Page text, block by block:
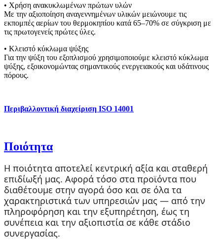
• Χρήση ανακυκλωμένων πρώτων υλών
Με την αξιοποίηση αναγεννημένων υλικών μειώνουμε τις
εκπομπές αερίων του θερμοκηπίου κατά 65–70% σε σύγκριση με
τις πρωτογενείς πρώτες ύλες.
• Κλειστό κύκλωμα ψύξης
Για την ψύξη του εξοπλισμού χρησιμοποιούμε κλειστό κύκλωμα
ψύξης, εξοικονομώντας σημαντικούς ενεργειακούς και υδάτινους
πόρους.
Περιβαλλοντική διαχείριση ISO 14001
Ποιότητα
Η ποιότητα αποτελεί κεντρική αξία και σταθερή
επιδίωξή μας. Αφορά τόσο στα προϊόντα που
διαθέτουμε στην αγορά όσο και σε όλα τα
χαρακτηριστικά των υπηρεσιών μας — από την
πληροφόρηση και την εξυπηρέτηση, έως τη
συνέπεια και την αξιοπιστία σε κάθε στάδιο
συνεργασίας.